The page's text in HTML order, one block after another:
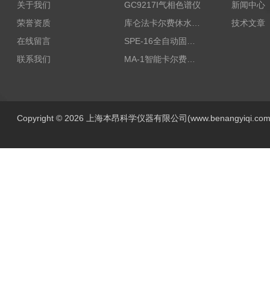
关于我们
荣誉资质
在线留言
联系我们
GC9217I气相色谱仪
MA-1智能卡尔费休水分测定仪
新闻中心
技术文章
Copyright © 2026 上海本昂科学仪器有限公司